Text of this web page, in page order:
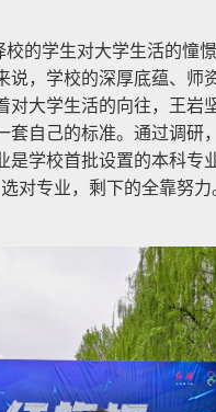
的学生对大学生活的憧
，学校的深厚底蕴、师
大学生活的向往，王岩
自己的标准。通过调研
学校首批设置的本科专
对专业，剩下的全靠努